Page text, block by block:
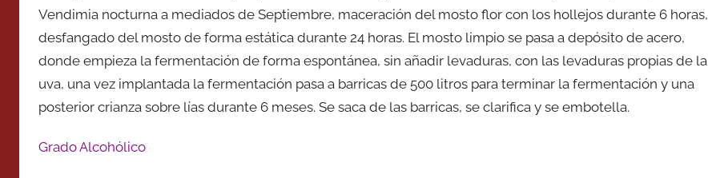
Vendimia nocturna a mediados de Septiembre, maceración del mosto flor con los hollejos durante 6 horas,
desfangado del mosto de forma estática durante 24 horas. El mosto limpio se pasa a depósito de acero,
donde empieza la fermentación de forma espontánea, sin añadir levaduras, con las levaduras propias de la
uva, una vez implantada la fermentación pasa a barricas de 500 litros para terminar la fermentación y una
posterior crianza sobre lías durante 6 meses. Se saca de las barricas, se clarifica y se embotella.
Grado Alcohólico